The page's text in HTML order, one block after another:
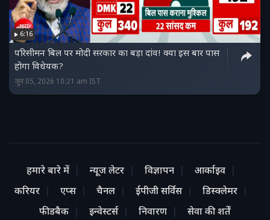
6:16
परिसीमन बिल पर मोदी सरकार का बड़ा दांव! क्या इस बार पास
होगा विधेयक?
जून 05, 2026 10:21 am IST
हमारे बारे में न्यूज लेटर विज्ञापन
आर्काइव
करियर
एप्स चैनल ईपीजी सर्विस
डिस्क्लेमर
फीडबैक
इन्वेस्टर्स निवारण सेवा की शर्तें